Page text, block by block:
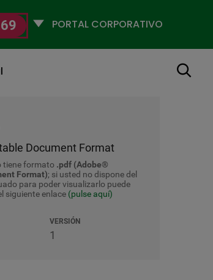
Selecciona
Buscar
Document Format
tiene formato .pdf (Adobe®
Format); si usted no dispone del
para poder visualizarlo puede
siguiente enlace (pulse aquí)
VERSIÓN
1